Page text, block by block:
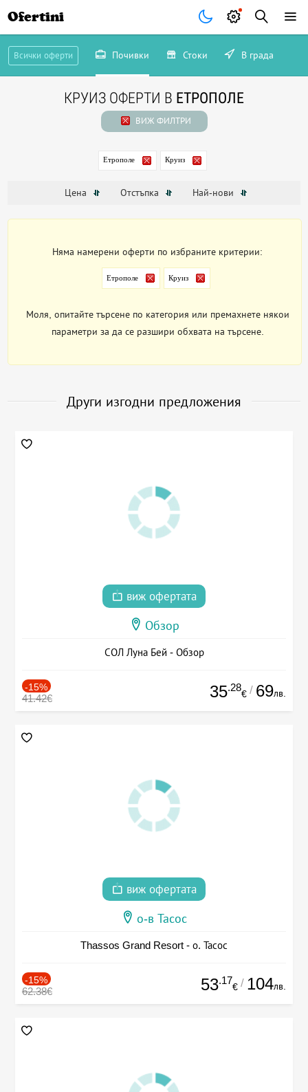
Ofertini
Всички оферти Почивки Стоки В града
КРУИЗ ОФЕРТИ В ЕТРОПОЛЕ
ВИЖ ФИЛТРИ
Етрополе Круиз
Цена Отстъпка Най-нови
Няма намерени оферти по избраните критерии:
Етрополе Круиз
Моля, опитайте търсене по категория или премахнете някои
параметри за да се разшири обхвата на търсене.
Други изгодни предложения
виж офертата
Обзор
СОЛ Луна Бей - Обзор
-15%
41.42€ 35.28
€ / 69лв.
виж офертата
о-в Тасос
Thassos Grand Resort - о. Тасос
-15%
62.38€ 53.17
€ / 104лв.